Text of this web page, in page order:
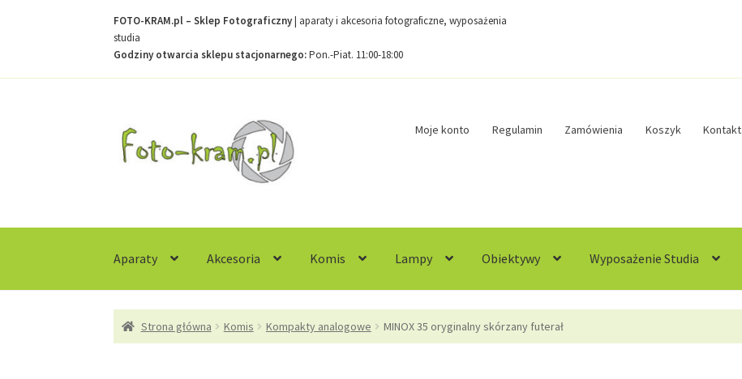
FOTO-KRAM.pl – Sklep Fotograficzny| aparaty i akcesoria fotograficzne, wyposażenia
studia
Godziny otwarcia sklepu stacjonarnego:Pon.-Piat. 11:00-18:00
do
nawigacji
do
treści
Moje konto Regulamin Zamówienia Koszyk Kontakt
Aparaty Akcesoria Komis Lampy Obiektywy Wyposażenie Studia
Strona głównaKontaktKoszykMoje kontoRegulaminSample PageSklepZamówienia
Strona główna Komis Kompakty analogowe MINOX 35 oryginalny skórzany futerał